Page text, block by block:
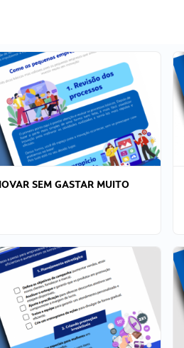
SEM GASTAR MUITO